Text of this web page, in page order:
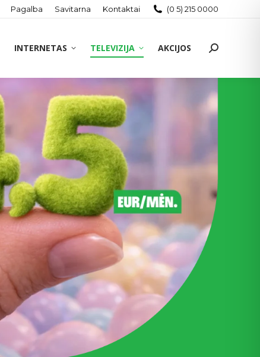
Pagalba Savitarna Kontaktai (0 5) 215 0000
INTERNETAS TELEVIZIJA AKCIJOS Search: